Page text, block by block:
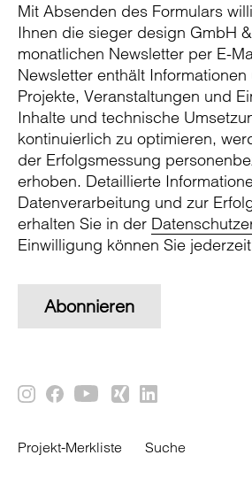
Mit Absenden des Formulars
Ihnen die sieger design GmbH
monatlichen Newsletter per E-
Newsletter enthält
Projekte, Veranstaltungen und
Inhalte und technische
kontinuierlich zu optimieren,
der Erfolgsmessung
erhoben. Detaillierte
Datenverarbeitung und zur
erhalten Sie in der
Einwilligung können Sie
Abonnieren
Projekt-Merkliste Suche